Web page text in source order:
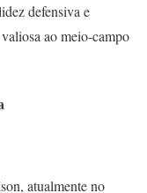
defensiva e
ao meio-campo
atualmente no